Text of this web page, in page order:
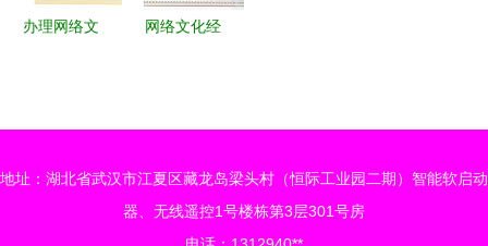
自身展示能
力开拓里程
标题需人工
确认一次更
新。可为您
按优化后逻
办理网络文
作指南
网络文化经
指南
地址：湖北省武汉市江夏区藏龙岛梁头村（恒际工业园二期）智能软启动
器、无线遥控1号楼栋第3层301号房